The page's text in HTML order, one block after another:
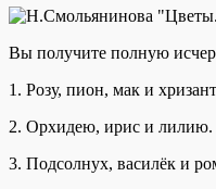
Вы получите полную
1. Розу, пион, мак и
2. Орхидею, ирис и лилию.
3. Подсолнух, василёк и